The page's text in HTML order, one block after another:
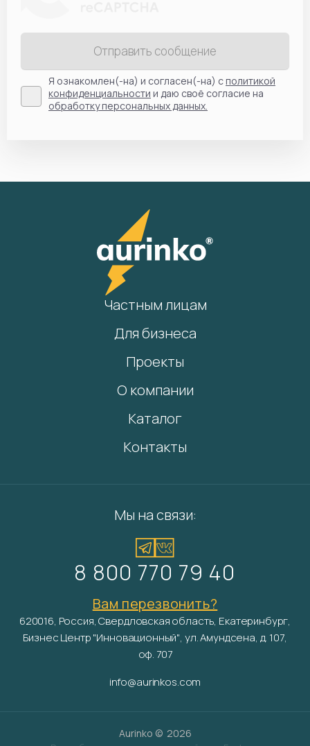
Отправить сообщение
Я ознакомлен(-на) и согласен(-на) сполитикой
конфиденциальности и даю своё согласие на
обработку персональных данных.
Частным лицам
Для бизнеса
Проекты
О компании
Каталог
Контакты
Мы на связи:
8 800 770 79 40
Вам перезвонить?
620016, Россия, Свердловская область, Екатеринбург,
Бизнес Центр "Инновационный", ул. Амундсена, д. 107,
оф. 707
info@aurinkos.com
Aurinko © 2026